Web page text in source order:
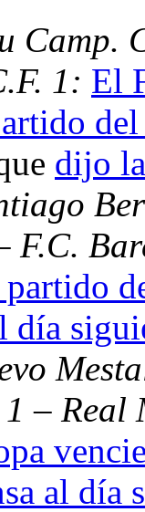
Camp.
1: El
dijo
F.C.
partido
día
1 –
al día